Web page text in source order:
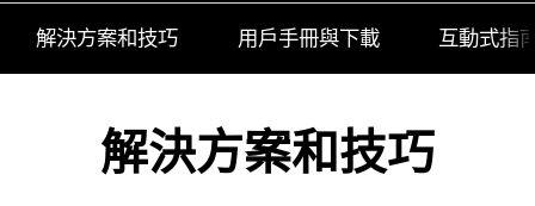
解決方案和技巧 用戶手冊與下載 互動式指
解決方案和技巧